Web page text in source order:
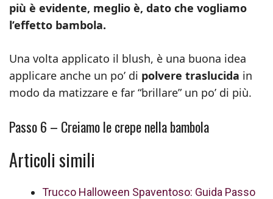
più è evidente, meglio è, dato che vogliamo
l’effetto bambola.
Una volta applicato il blush, è una buona idea
applicare anche un po’ di polvere traslucida in
modo da matizzare e far “brillare” un po’ di più.
Passo 6 – Creiamo le crepe nella bambola
Articoli simili
Trucco Halloween Spaventoso: Guida Passo